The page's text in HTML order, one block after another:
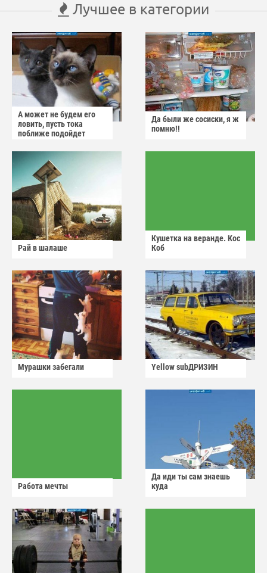
Лучшее в категории
А может не будем его
ловить, пусть тока
поближе подойдет
Да были же сосиски, я ж
помню!!
Рай в шалаше
Кушетка на веранде. Кос
Коб
Мурашки забегали Yellow subДРИЗИН
Работа мечты
Да иди ты сам знаешь
куда